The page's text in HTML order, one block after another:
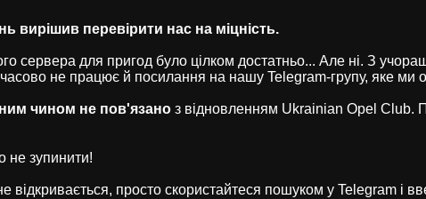
вирішив перевірити нас на міцність.
сервера для пригод було цілком достатньо... Але ні. З
не працює й посилання на нашу Telegram-групу, яке ми
чином не пов'язано з відновленням Ukrainian Opel Club.
не зупинити!
відкривається, просто скористайтеся пошуком у Telegram і